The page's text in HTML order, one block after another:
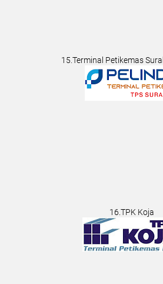
15.Terminal Petikemas
16.TPK Koja